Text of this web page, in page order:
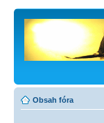
Obsah fóra